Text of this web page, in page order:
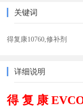
关键词
得复康10760,修补剂
详细说明
得复康